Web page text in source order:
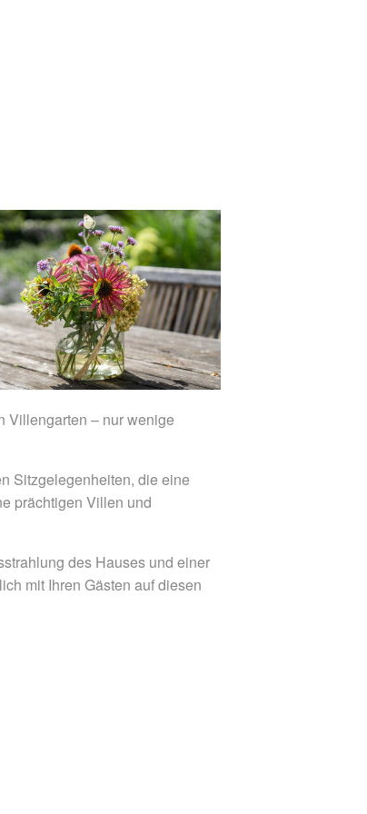
Villengarten – nur wenige
Sitzgelegenheiten, die eine
prächtigen Villen und
des Hauses und einer
mit Ihren Gästen auf diesen